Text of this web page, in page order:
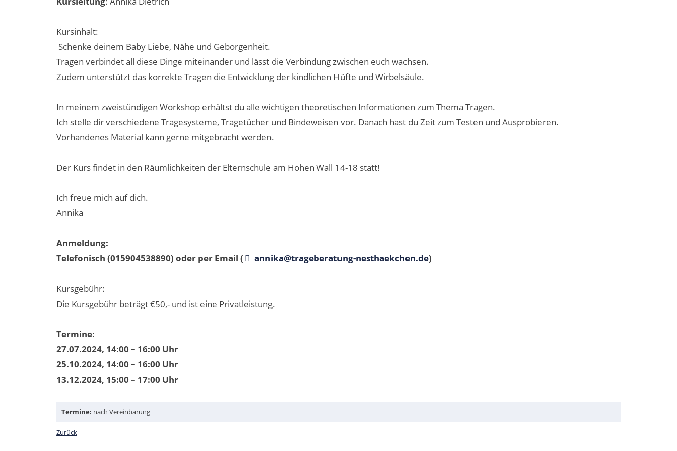
Kursinhalt:
Schenke deinem Baby Liebe, Nähe und Geborgenheit.
Tragen verbindet all diese Dinge miteinander und lässt die Verbindung zwischen euch wachsen.
Zudem unterstützt das korrekte Tragen die Entwicklung der kindlichen Hüfte und Wirbelsäule.
In meinem zweistündigen Workshop erhältst du alle wichtigen theoretischen Informationen zum Thema Tragen.
Ich stelle dir verschiedene Tragesysteme, Tragetücher und Bindeweisen vor. Danach hast du Zeit zum Testen und Ausprobieren.
Vorhandenes Material kann gerne mitgebracht werden.
Der Kurs findet in den Räumlichkeiten der Elternschule am Hohen Wall 14-18 statt!
Ich freue mich auf dich.
Annika
Anmeldung:
Telefonisch (015904538890) oder per Email (
annika@trageberatung-nesthaekchen.de)
Kursgebühr:
Die Kursgebühr beträgt €50,- und ist eine Privatleistung.
Termine:
27.07.2024, 14:00 – 16:00 Uhr
25.10.2024, 14:00 – 16:00 Uhr
13.12.2024, 15:00 – 17:00 Uhr
Termine: nach Vereinbarung
Zurück